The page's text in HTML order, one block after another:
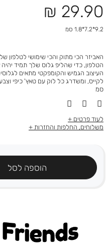
מחיר
מוצר
29.90 ₪
9.2*7.2*1.8 סמ
האביזר הכי מתוק והכי שימושי לטלפון
הטלפון, כדי שהליפ גלוס שלך תמיד
העיצוב הגמיש והקומפקטי מתאים
סמ
לעוד פרטים
משלוחים, החלפות והחזרות
הוספה לסל